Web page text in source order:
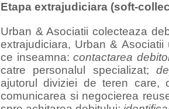
Etapa extrajudiciara (soft-
Urban & Asociatii colecteaza
extrajudiciara, Urban &
ce inseamna:contactarea
catre personalul specializat;
ajutorul diviziei de teren care,
comunicarea si negocierea